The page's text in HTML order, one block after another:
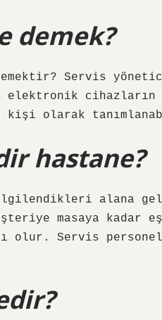
demek?
Servis
elektronik
kişi olarak
hastane?
alana
masaya kadar
olur. Servis